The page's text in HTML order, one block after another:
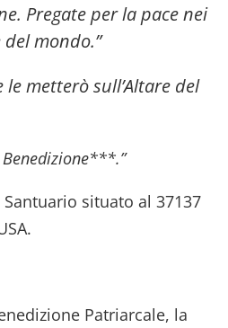
Pregate per la pace nei
mondo.”
metterò sull’Altare del
situato al 37137
Patriarcale, la